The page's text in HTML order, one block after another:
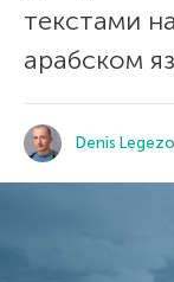
текстами
арабском
Denis Legezo